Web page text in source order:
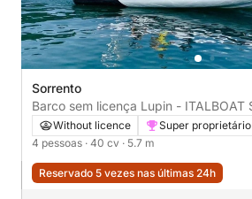
Sorrento
Barco sem licença Lupin - ITALBOAT SRL
Predator 570 40cv
Without licence
Super proprietário
4 pessoas · 40 cv · 5.7 m
Reservado 5 vezes nas últimas 24h